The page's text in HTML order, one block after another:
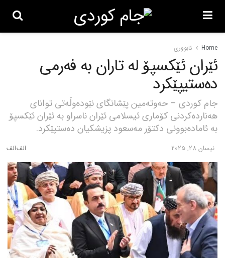
Home ئابووری
ئێران ئێکسپۆ لە تاران بە فەرمی
دەستیپێکرد
جام کوردی – حەوتەمین پێشانگای نێودەوڵەتی توانای
هەناردەکردنی کۆماری ئیسلامی ئێران ناسراو بە ئێران ئێکسپۆ
بە ئامادەبوونی دکتۆر مەسعود پزیشکیان دەستپێکرد.
نیسان 28, 2025